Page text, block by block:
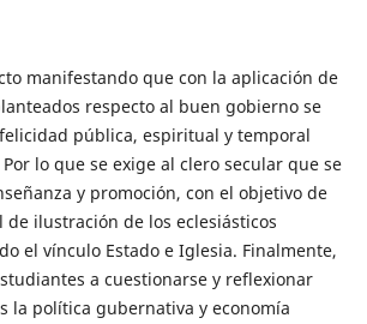
manifestando que con la aplicación de
respecto al buen gobierno se
pública, espiritual y temporal
lo que se exige al clero secular que se
y promoción, con el objetivo de
ilustración de los eclesiásticos
el vínculo Estado e Iglesia. Finalmente,
a cuestionarse y reflexionar
la política gubernativa y economía